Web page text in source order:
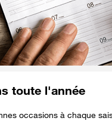
toute l'année
occasions à chaque